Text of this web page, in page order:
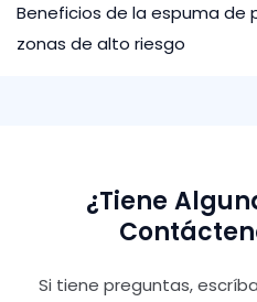
Beneficios de la espuma de
zonas de alto riesgo
¿Tiene
Si tiene preguntas,